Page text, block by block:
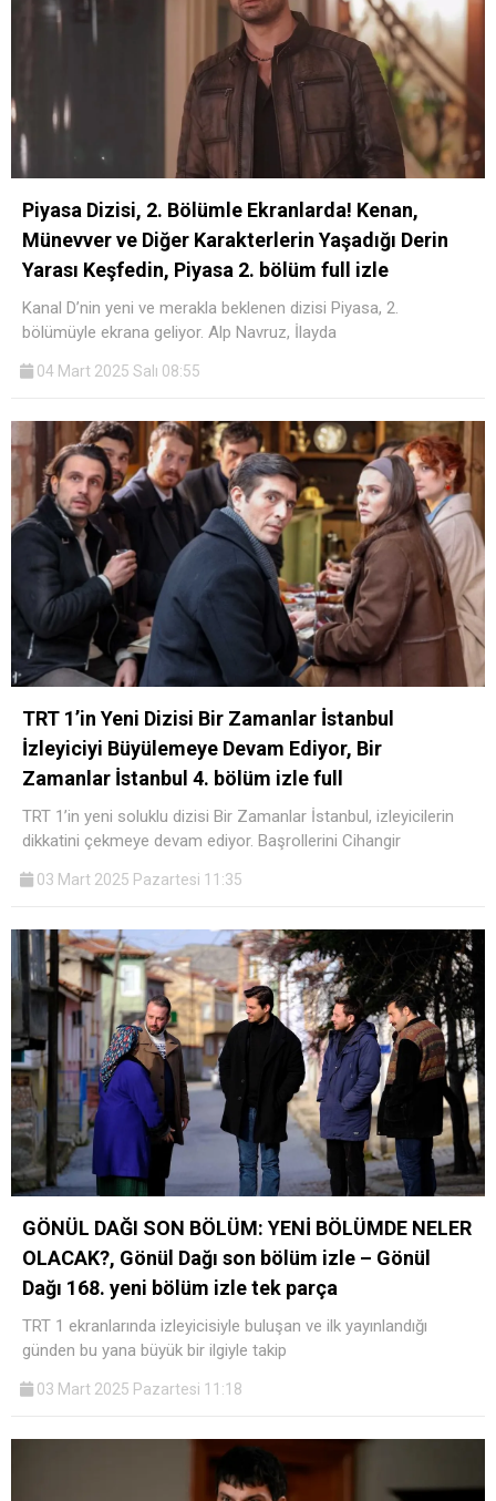
Piyasa Dizisi, 2. Bölümle Ekranlarda! Kenan,
Münevver ve Diğer Karakterlerin Yaşadığı Derin
Yarası Keşfedin, Piyasa 2. bölüm full izle
Kanal D’nin yeni ve merakla beklenen dizisi Piyasa, 2.
bölümüyle ekrana geliyor. Alp Navruz, İlayda
04 Mart 2025 Salı 08:55
TRT 1’in Yeni Dizisi Bir Zamanlar İstanbul
İzleyiciyi Büyülemeye Devam Ediyor, Bir
Zamanlar İstanbul 4. bölüm izle full
TRT 1’in yeni soluklu dizisi Bir Zamanlar İstanbul, izleyicilerin
dikkatini çekmeye devam ediyor. Başrollerini Cihangir
03 Mart 2025 Pazartesi 11:35
GÖNÜL DAĞI SON BÖLÜM: YENİ BÖLÜMDE NELER
OLACAK?, Gönül Dağı son bölüm izle – Gönül
Dağı 168. yeni bölüm izle tek parça
TRT 1 ekranlarında izleyicisiyle buluşan ve ilk yayınlandığı
günden bu yana büyük bir ilgiyle takip
03 Mart 2025 Pazartesi 11:18